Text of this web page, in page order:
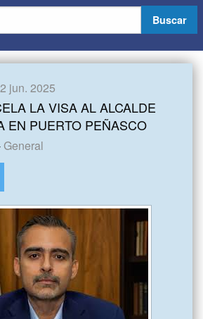
Buscar
jun. 2025
LA VISA AL ALCALDE
EN PUERTO PEÑASCO
General